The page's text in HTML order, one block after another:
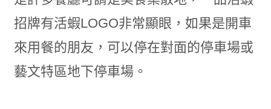
招牌有活蝦LOGO非常顯眼 ， 如果是開車
來用餐的朋友，可以停在對面的停車場或
藝文特區地下停車場。